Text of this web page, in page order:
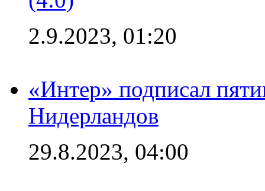
2.9.2023, 01:20
«Интер» подписал
Нидерландов
29.8.2023, 04:00